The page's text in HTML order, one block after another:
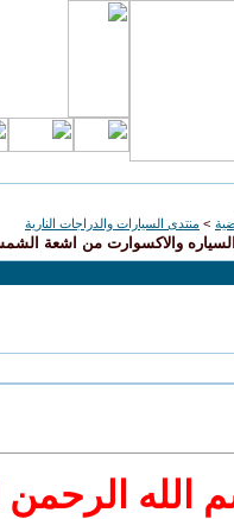
> منتدى السيارات والدراجات النارية
والاكسوارت من اشعة
الله الرحمن